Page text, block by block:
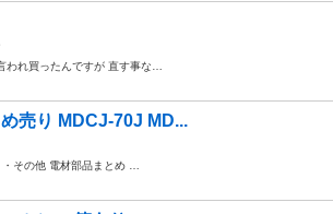
われ買ったんですが 直す事な…
売り MDCJ-70J MD...
その他 電材部品まとめ …